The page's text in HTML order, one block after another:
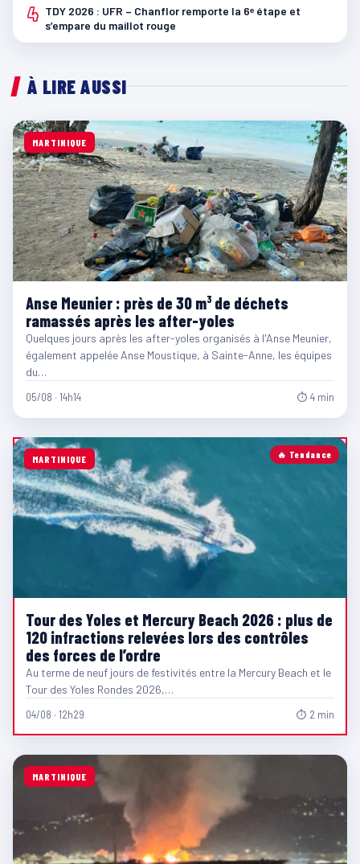
4 TDY 2026 : UFR – Chanflor remporte la 6ᵉ étape et
s’empare du maillot rouge
À LIRE AUSSI
MARTINIQUE
Anse Meunier : près de 30 m³ de déchets
ramassés après les after-yoles
Quelques jours après les after-yoles organisés à l'Anse Meunier,
également appelée Anse Moustique, à Sainte-Anne, les équipes
du…
05/08 · 14h14 ⏱ 4 min
🔥 Tendance
MARTINIQUE
Tour des Yoles et Mercury Beach 2026 : plus de
120 infractions relevées lors des contrôles
des forces de l’ordre
Au terme de neuf jours de festivités entre la Mercury Beach et le
Tour des Yoles Rondes 2026,…
04/08 · 12h29 ⏱ 2 min
MARTINIQUE